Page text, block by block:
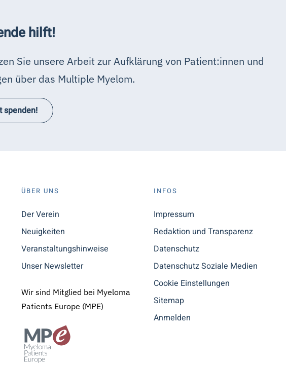
hilft!
Sie unsere Arbeit zur Aufklärung von Patient:innen und
über das Multiple Myelom.
spenden!
ÜBER UNS
Der Verein
Neuigkeiten
Veranstaltungshinweise
Unser Newsletter
Wir sind Mitglied bei Myeloma
Patients Europe (MPE)
INFOS
Impressum
Redaktion und Transparenz
Datenschutz
Datenschutz Soziale Medien
Cookie Einstellungen
Sitemap
Anmelden